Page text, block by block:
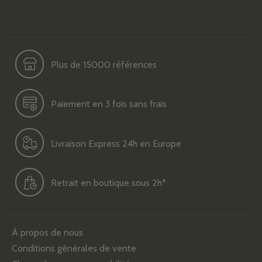
Plus de 15000 références
Paiement en 3 fois sans frais
Livraison Express 24h en Europe
Retrait en boutique sous 2h*
À propos de nous
Conditions générales de vente